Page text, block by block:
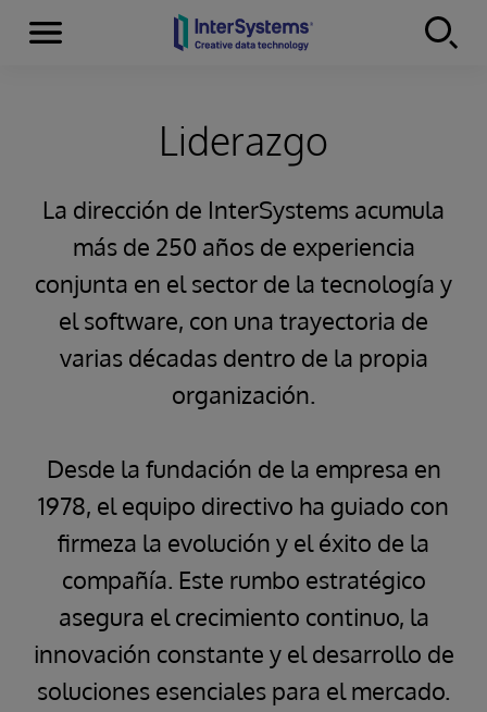
Skip to content
Secciones
Liderazgo
La dirección de InterSystems acumula
más de 250 años de experiencia
conjunta en el sector de la tecnología y
el software, con una trayectoria de
varias décadas dentro de la propia
organización.
Desde la fundación de la empresa en
1978, el equipo directivo ha guiado con
firmeza la evolución y el éxito de la
compañía. Este rumbo estratégico
asegura el crecimiento continuo, la
innovación constante y el desarrollo de
soluciones esenciales para el mercado.